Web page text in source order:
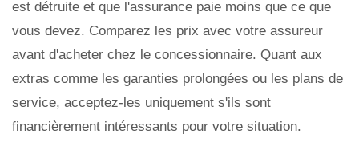
est détruite et que l'assurance paie moins que ce que
vous devez. Comparez les prix avec votre assureur
avant d'acheter chez le concessionnaire. Quant aux
extras comme les garanties prolongées ou les plans de
service, acceptez-les uniquement s'ils sont
financièrement intéressants pour votre situation.